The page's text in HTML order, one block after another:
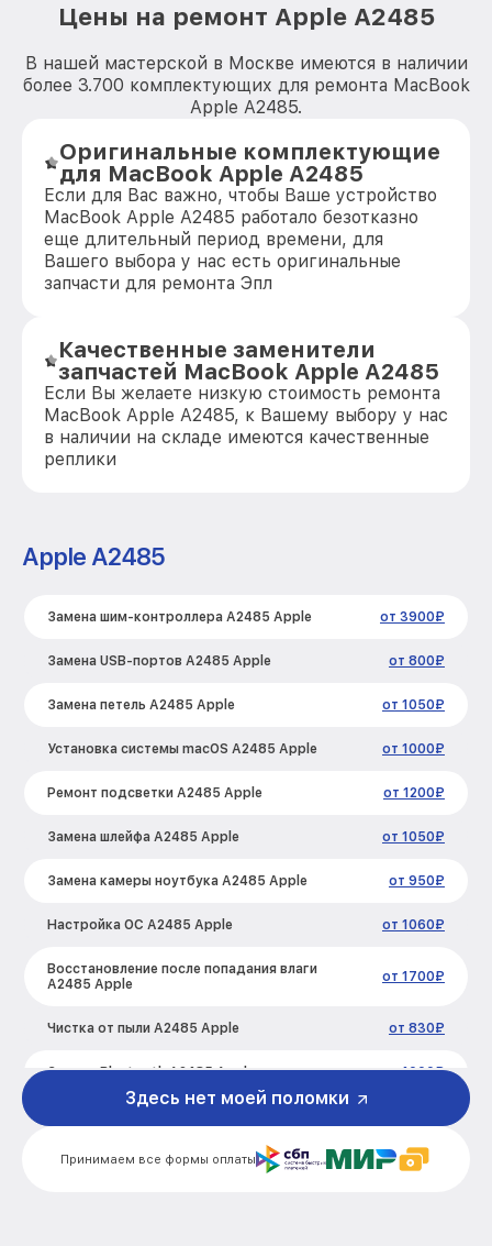
Цены на ремонт Apple A2485
В нашей мастерской в Москве имеются в наличии
более 3.700 комплектующих для ремонта MacBook
Apple A2485.
Оригинальные комплектующие
для MacBook Apple A2485
Если для Вас важно, чтобы Ваше устройство
MacBook Apple A2485 работало безотказно
еще длительный период времени, для
Вашего выбора у нас есть оригинальные
запчасти для ремонта Эпл
Качественные заменители
запчастей MacBook Apple A2485
Если Вы желаете низкую стоимость ремонта
MacBook Apple A2485, к Вашему выбору у нас
в наличии на складе имеются качественные
реплики
Apple A2485
Замена шим-контроллера A2485 Apple от 3900₽
Замена USB-портов A2485 Apple от 800₽
Замена петель A2485 Apple от 1050₽
Установка системы macOS A2485 Apple от 1000₽
Ремонт подсветки A2485 Apple от 1200₽
Замена шлейфа A2485 Apple от 1050₽
Замена камеры ноутбука A2485 Apple от 950₽
Настройка ОС A2485 Apple от 1060₽
Восстановление после попадания влаги
A2485 Apple
от 1700₽
Чистка от пыли A2485 Apple от 830₽
Замена Bluetooth A2485 Apple от 4000₽
Замена Touch Bar A2485 Apple от 1100₽
Принимаем все формы оплаты
Здесь нет моей поломки